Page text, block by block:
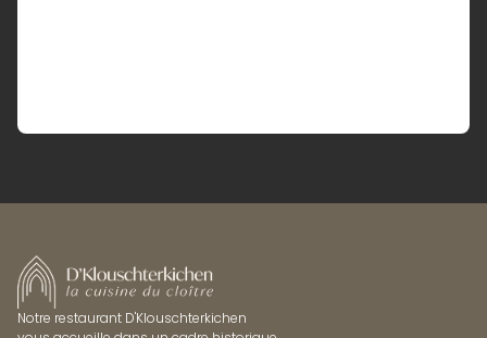
Notre restaurant D'Klouschterkichen